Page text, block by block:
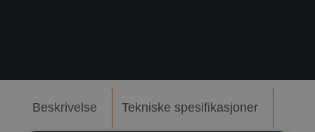
Beskrivelse Tekniske spesifikasjoner